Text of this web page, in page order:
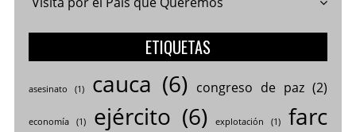
ETIQUETAS
asesinato (1) cauca (6) congreso de paz(2)
economía(1) ejército (6) explotación (1)
farc